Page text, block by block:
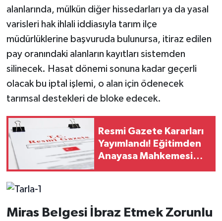
alanlarında, mülkün diğer hissedarları ya da yasal
varisleri hak ihlali iddiasıyla tarım ilçe
müdürlüklerine başvuruda bulunursa, itiraz edilen
pay oranındaki alanların kayıtları sistemden
silinecek. Hasat dönemi sonuna kadar geçerli
olacak bu iptal işlemi, o alan için ödenecek
tarımsal destekleri de bloke edecek.
Resmi Gazete Kararları
Yayımlandı! Eğitimden
Anayasa Mahkemesi
Miras Belgesi İbraz Etmek Zorunlu